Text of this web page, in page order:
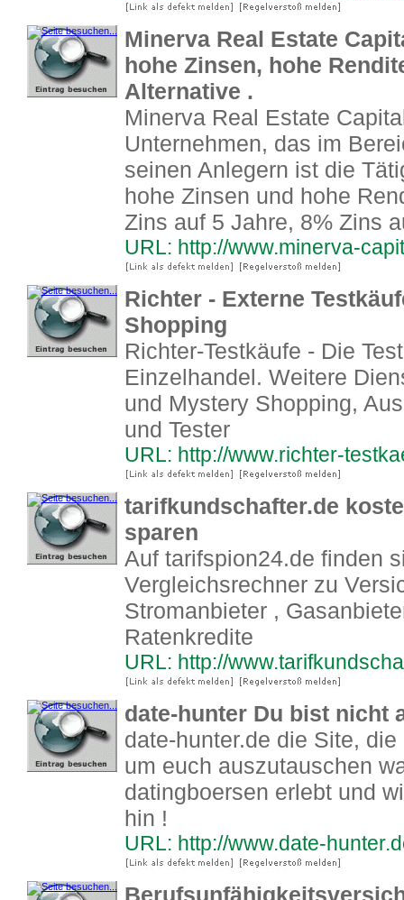
Minerva Real Estate
hohe Zinsen, hohe
Alternative .
Minerva Real Estate
Unternehmen, das im
seinen Anlegern ist die
hohe Zinsen und hohe
Zins auf 5 Jahre, 8% Zins
URL: http://www.minerva-
Richter - Externe
Shopping
Richter-Testkäufe - Die
Einzelhandel. Weitere
und Mystery Shopping,
und Tester
URL: http://www.richter-
tarifkundschafter.de
sparen
Auf tarifspion24.de finden
Vergleichsrechner zu
Stromanbieter ,
Ratenkredite
URL: http://
date-hunter Du bist nicht
date-hunter.de die Site,
um euch auszutauschen
datingboersen erlebt und
hin !
URL: http://www.date-